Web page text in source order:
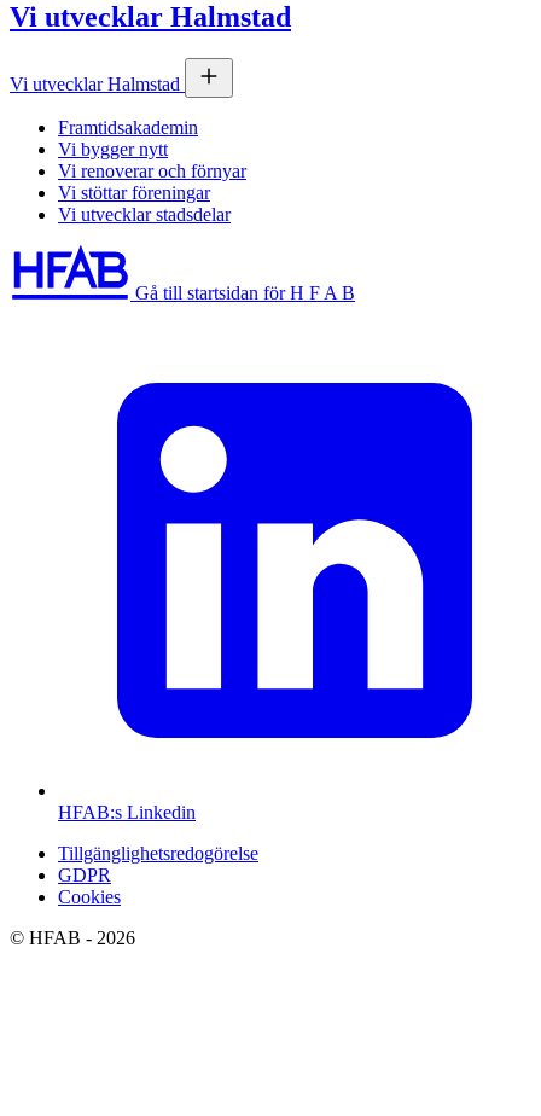
Vi utvecklar Halmstad
Vi utvecklar Halmstad
Framtidsakademin
Vi bygger nytt
Vi renoverar och förnyar
Vi stöttar föreningar
Vi utvecklar stadsdelar
Gå till startsidan för H F A B
HFAB:s Linkedin
Tillgänglighetsredogörelse
GDPR
Cookies
© HFAB - 2026